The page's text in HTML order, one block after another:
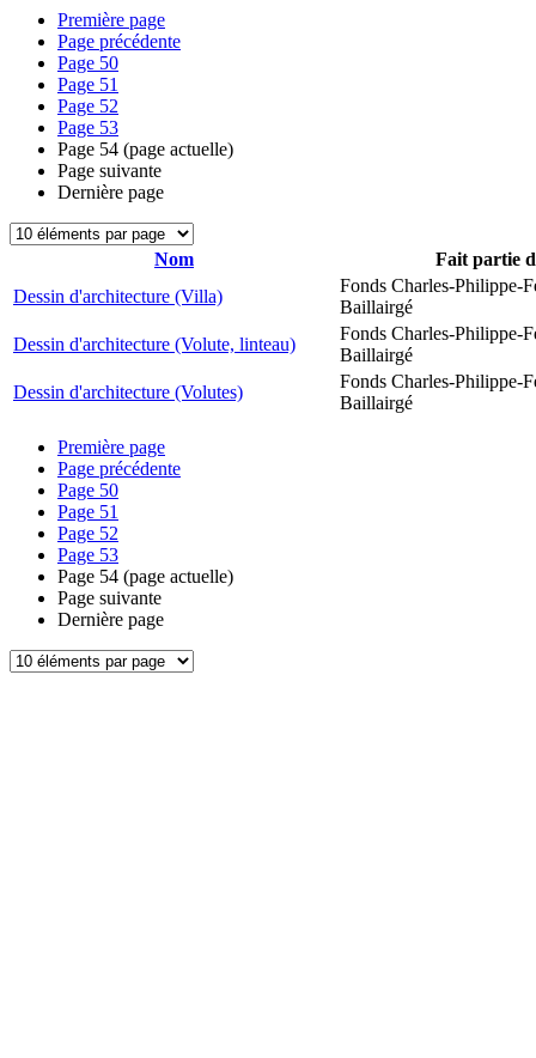
Première page
Page précédente
Page 50
Page 51
Page 52
Page 53
Page 54 (page actuelle)
Page suivante
Dernière page
Nom
Fait partie
Dessin d'architecture (Villa)
Fonds Charles-Philippe-
Baillairgé
Dessin d'architecture (Volute, linteau)
Fonds Charles-Philippe-
Baillairgé
Dessin d'architecture (Volutes)
Fonds Charles-Philippe-
Baillairgé
Première page
Page précédente
Page 50
Page 51
Page 52
Page 53
Page 54 (page actuelle)
Page suivante
Dernière page